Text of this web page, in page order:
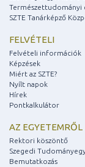
Természettudományi
SZTE Tanárképző
FELVÉTELI
Felvételi információk
Képzések
Miért az SZTE?
Nyílt napok
Hírek
Pontkalkulátor
AZ EGYETEMRŐL
Rektori köszöntő
Szegedi
Bemutatkozás